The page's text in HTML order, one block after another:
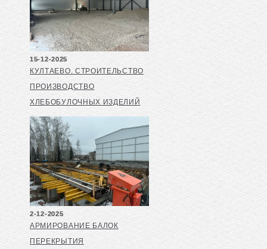
15-12-2025
КУЛТАЕВО. СТРОИТЕЛЬСТВО
ПРОИЗВОДСТВО
ХЛЕБОБУЛОЧНЫХ ИЗДЕЛИЙ
2-12-2025
АРМИРОВАНИЕ БАЛОК
ПЕРЕКРЫТИЯ